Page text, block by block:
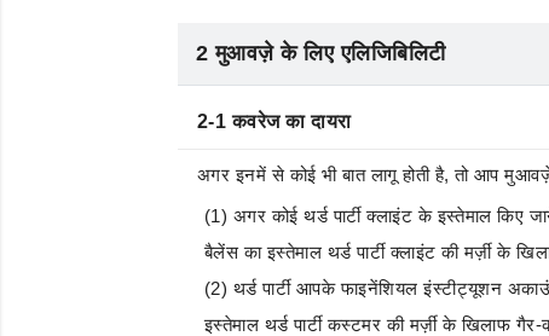
2 मुआवज़े के लिए एलिजिबिलिटी
2-1 कवरेज का दायरा
अगर इनमें से कोई भी बात लागू होती है, तो आप
(1) अगर कोई थर्ड पार्टी क्लाइंट के इस्तेमाल किए
बैलेंस का इस्तेमाल थर्ड पार्टी क्लाइंट की मर्ज़ी के
(2) थर्ड पार्टी आपके फाइनेंशियल इंस्टीट्यूशन
इस्तेमाल थर्ड पार्टी कस्टमर की मर्ज़ी के खिलाफ